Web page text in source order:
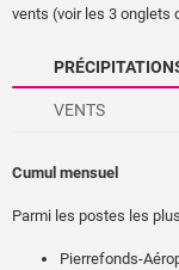
vents (voir les 3 onglets
VENTS
Cumul mensuel
Parmi les postes les
Pierrefonds-